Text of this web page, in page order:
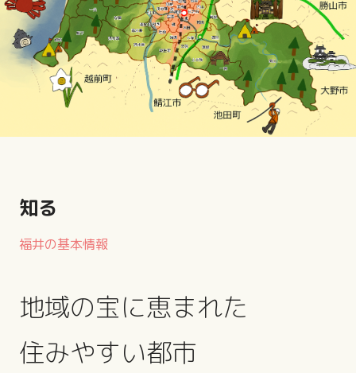
知る
福井の基本情報
地域の宝に恵まれた
住みやすい都市